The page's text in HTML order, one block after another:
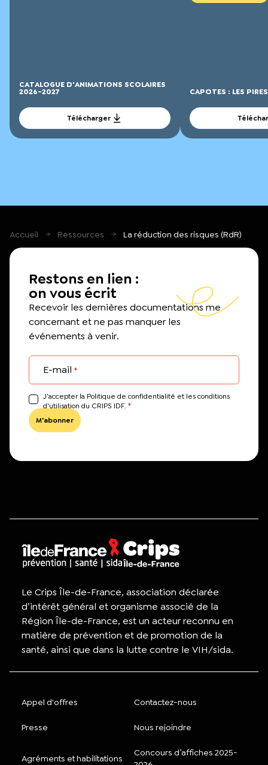
CATALOGUE D'ANIMATIONS SCOLAIRES
2026-2027
Télécharger
CAPOTES : LES
Accueil Ressources La réduction des risques (RdR)
Restons en lien :
on vous écrit
Recevoir les dernières documentations me
concernant et ne pas manquer les
événements à venir.
E-mail *
J’accepter la Politique de confidentialité et les conditions
d'utilisation du CRIPS IDF. *
Le Crips Île-de-France, association déclarée
d’intérêt général et organisme associé de la
Région Île-de-France, est un acteur reconnu en
matière de prévention et de promotion de la
santé, ainsi que dans la lutte contre le VIH/sida.
Appel d'offres Contactez-nous
Presse Nous rejoindre
Agréments et habilitations
Concours d’affiches 2025-